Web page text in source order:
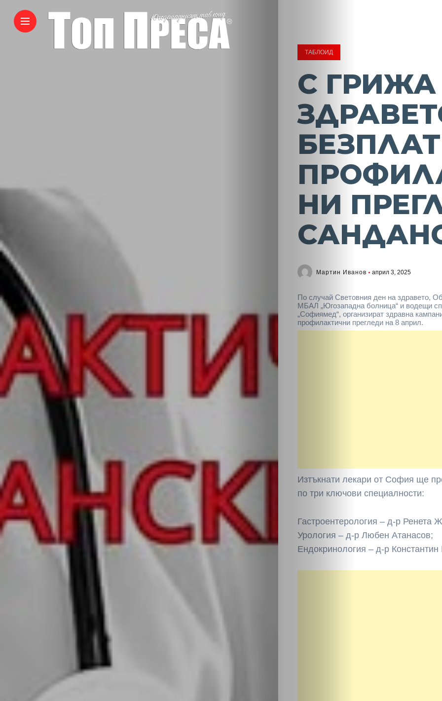
ТАБЛОИД
С ГРИЖА
НИ
Мартин Иванов април 3, 2025
По случай Световния ден на здравето,
МБАЛ „Югозападна болница“ и водещи
„Софиямед“, организират здравна
профилактични прегледи на 8 април.
Изтъкнати лекари от София ще
по три ключови специалности:
Гастроентерология – д-р Ренета
Урология – д-р Любен Атанасов;
Ендокринология – д-р Константин